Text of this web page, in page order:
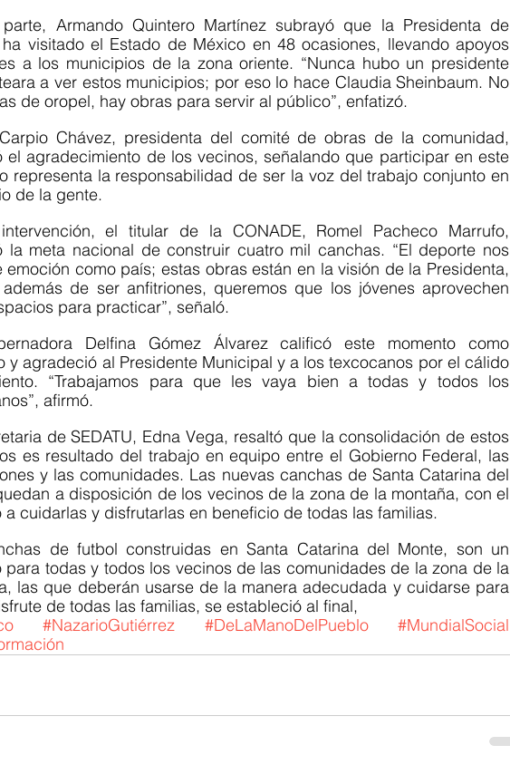
Armando Quintero Martínez subrayó que la Presidenta de
visitado el Estado de México en 48 ocasiones, llevando apoyos
a los municipios de la zona oriente. “Nunca hubo un presidente
a ver estos municipios; por eso lo hace Claudia Sheinbaum. No
de oropel, hay obras para servir al público”, enfatizó.
Chávez, presidenta del comité de obras de la comunidad,
el agradecimiento de los vecinos, señalando que participar en este
representa la responsabilidad de ser la voz del trabajo conjunto en
de la gente.
el titular de la CONADE, Romel Pacheco Marrufo,
la meta nacional de construir cuatro mil canchas. “El deporte nos
emoción como país; estas obras están en la visión de la Presidenta,
de ser anfitriones, queremos que los jóvenes aprovechen
para practicar”, señaló.
Delfina Gómez Álvarez calificó este momento como
y agradeció al Presidente Municipal y a los texcocanos por el cálido
“Trabajamos para que les vaya bien a todas y todos los
afirmó.
de SEDATU, Edna Vega, resaltó que la consolidación de estos
es resultado del trabajo en equipo entre el Gobierno Federal, las
y las comunidades. Las nuevas canchas de Santa Catarina del
a disposición de los vecinos de la zona de la montaña, con el
a cuidarlas y disfrutarlas en beneficio de todas las familias.
de futbol construidas en Santa Catarina del Monte, son un
para todas y todos los vecinos de las comunidades de la zona de la
las que deberán usarse de la manera adecudada y cuidarse para
de todas las familias, se estableció al final,
#NazarioGutiérrez #DeLaManoDelPueblo
#MundialSocial